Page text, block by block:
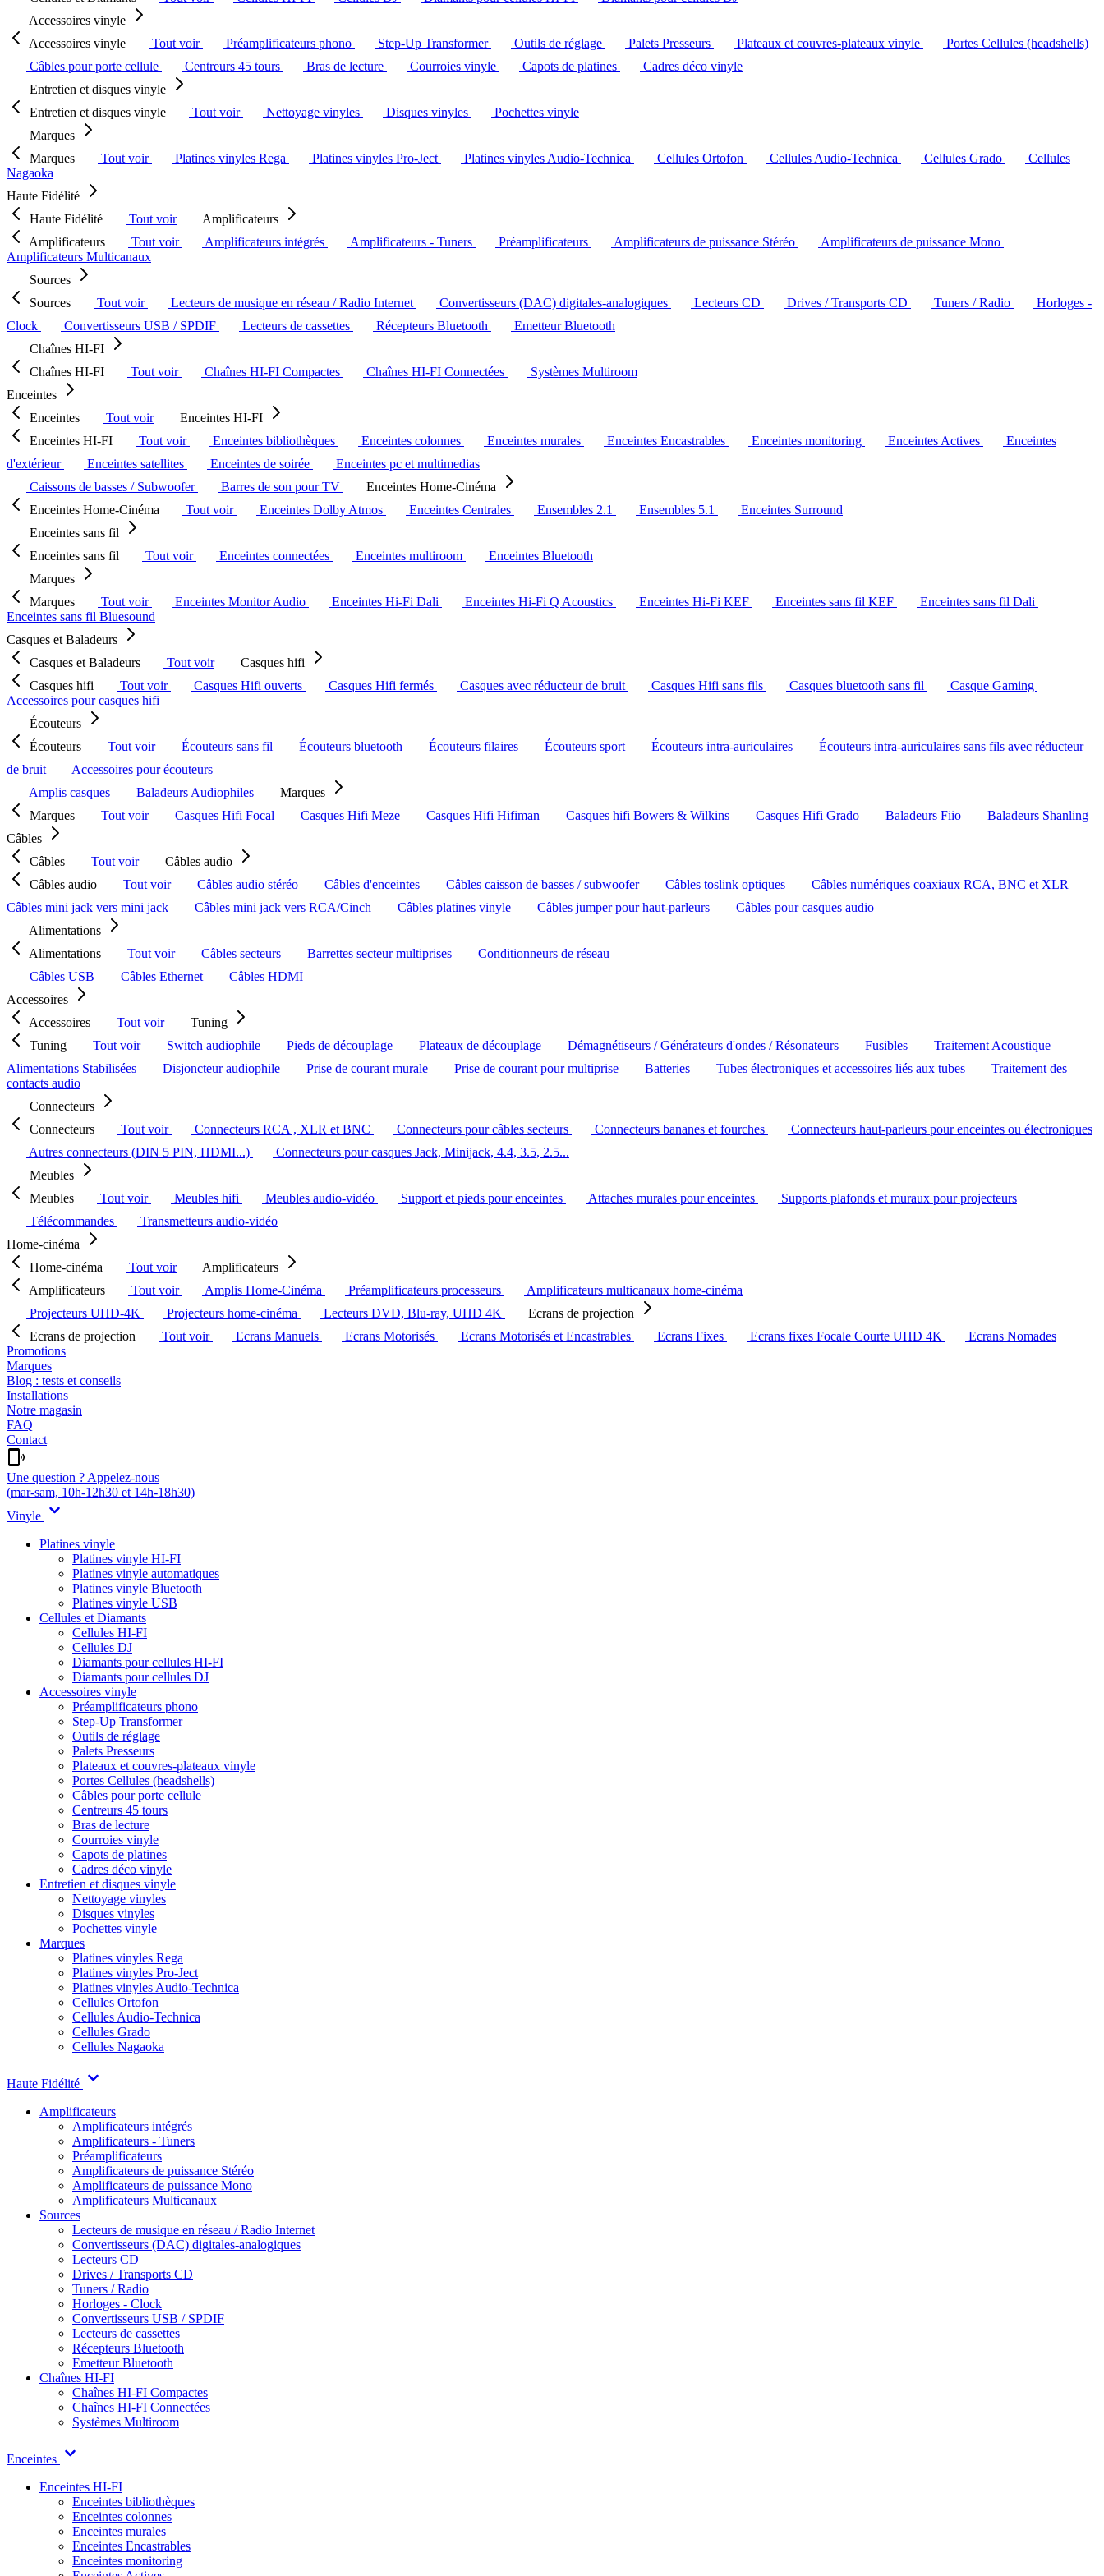
Accessoires vinyle
Accessoires vinyle
Tout voir Préamplificateurs phono Step-Up Transformer Outils de réglage Palets Presseurs Plateaux et couvres-plateaux vinyle
Portes Cellules (headshells)
Câbles pour porte cellule
Centreurs 45 tours Bras de lecture Courroies vinyle Capots de platines
Cadres déco vinyle
Entretien et disques vinyle
Entretien et disques vinyle
Tout voir Nettoyage vinyles Disques vinyles
Pochettes vinyle
Marques
Marques
Tout voir Platines vinyles Rega Platines vinyles Pro-Ject Platines vinyles Audio-Technica Cellules Ortofon Cellules Audio-Technica Cellules Grado
Cellules
Nagaoka
Haute Fidélité
Haute Fidélité
Tout voir
Amplificateurs
Amplificateurs
Tout voir Amplificateurs intégrés Amplificateurs - Tuners Préamplificateurs Amplificateurs de puissance Stéréo
Amplificateurs de puissance Mono
Amplificateurs Multicanaux
Sources
Sources
Tout voir Lecteurs de musique en réseau / Radio Internet Convertisseurs (DAC) digitales-analogiques Lecteurs CD Drives / Transports CD Tuners / Radio
Horloges -
Clock
Convertisseurs USB / SPDIF Lecteurs de cassettes Récepteurs Bluetooth
Emetteur Bluetooth
Chaînes HI-FI
Chaînes HI-FI
Tout voir Chaînes HI-FI Compactes Chaînes HI-FI Connectées
Systèmes Multiroom
Enceintes
Enceintes
Tout voir
Enceintes HI-FI
Enceintes HI-FI
Tout voir Enceintes bibliothèques Enceintes colonnes Enceintes murales Enceintes Encastrables Enceintes monitoring Enceintes Actives
Enceintes
d'extérieur
Enceintes satellites Enceintes de soirée
Enceintes pc et multimedias
Caissons de basses / Subwoofer
Barres de son pour TV
Enceintes Home-Cinéma
Enceintes Home-Cinéma
Tout voir Enceintes Dolby Atmos Enceintes Centrales Ensembles 2.1 Ensembles 5.1
Enceintes Surround
Enceintes sans fil
Enceintes sans fil
Tout voir Enceintes connectées Enceintes multiroom
Enceintes Bluetooth
Marques
Marques
Tout voir Enceintes Monitor Audio Enceintes Hi-Fi Dali Enceintes Hi-Fi Q Acoustics Enceintes Hi-Fi KEF Enceintes sans fil KEF
Enceintes sans fil Dali
Enceintes sans fil Bluesound
Casques et Baladeurs
Casques et Baladeurs
Tout voir
Casques hifi
Casques hifi
Tout voir Casques Hifi ouverts Casques Hifi fermés Casques avec réducteur de bruit Casques Hifi sans fils Casques bluetooth sans fil
Casque Gaming
Accessoires pour casques hifi
Écouteurs
Écouteurs
Tout voir Écouteurs sans fil Écouteurs bluetooth Écouteurs filaires Écouteurs sport Écouteurs intra-auriculaires
Écouteurs intra-auriculaires sans fils avec réducteur
de bruit
Accessoires pour écouteurs
Amplis casques
Baladeurs Audiophiles
Marques
Marques
Tout voir Casques Hifi Focal Casques Hifi Meze Casques Hifi Hifiman Casques hifi Bowers & Wilkins Casques Hifi Grado Baladeurs Fiio
Baladeurs Shanling
Câbles
Câbles
Tout voir
Câbles audio
Câbles audio
Tout voir Câbles audio stéréo Câbles d'enceintes Câbles caisson de basses / subwoofer Câbles toslink optiques
Câbles numériques coaxiaux RCA, BNC et XLR
Câbles mini jack vers mini jack
Câbles mini jack vers RCA/Cinch Câbles platines vinyle Câbles jumper pour haut-parleurs
Câbles pour casques audio
Alimentations
Alimentations
Tout voir Câbles secteurs Barrettes secteur multiprises
Conditionneurs de réseau
Câbles USB
Câbles Ethernet
Câbles HDMI
Accessoires
Accessoires
Tout voir
Tuning
Tuning
Tout voir Switch audiophile Pieds de découplage Plateaux de découplage Démagnétiseurs / Générateurs d'ondes / Résonateurs Fusibles
Traitement Acoustique
Alimentations Stabilisées
Disjoncteur audiophile Prise de courant murale Prise de courant pour multiprise Batteries Tubes électroniques et accessoires liés aux tubes
Traitement des
contacts audio
Connecteurs
Connecteurs
Tout voir Connecteurs RCA , XLR et BNC Connecteurs pour câbles secteurs Connecteurs bananes et fourches
Connecteurs haut-parleurs pour enceintes ou électroniques
Autres connecteurs (DIN 5 PIN, HDMI...)
Connecteurs pour casques Jack, Minijack, 4.4, 3.5, 2.5...
Meubles
Meubles
Tout voir Meubles hifi Meubles audio-vidéo Support et pieds pour enceintes Attaches murales pour enceintes
Supports plafonds et muraux pour projecteurs
Télécommandes
Transmetteurs audio-vidéo
Home-cinéma
Home-cinéma
Tout voir
Amplificateurs
Amplificateurs
Tout voir Amplis Home-Cinéma Préamplificateurs processeurs
Amplificateurs multicanaux home-cinéma
Projecteurs UHD-4K
Projecteurs home-cinéma Lecteurs DVD, Blu-ray, UHD 4K
Ecrans de projection
Ecrans de projection
Tout voir Ecrans Manuels Ecrans Motorisés Ecrans Motorisés et Encastrables Ecrans Fixes Ecrans fixes Focale Courte UHD 4K
Ecrans Nomades
Promotions
Marques
Blog : tests et conseils
Installations
Notre magasin
FAQ
Contact
Une question ? Appelez-nous
(mar-sam, 10h-12h30 et 14h-18h30)
Vinyle
Platines vinyle
Platines vinyle HI-FI
Platines vinyle automatiques
Platines vinyle Bluetooth
Platines vinyle USB
Cellules et Diamants
Cellules HI-FI
Cellules DJ
Diamants pour cellules HI-FI
Diamants pour cellules DJ
Accessoires vinyle
Préamplificateurs phono
Step-Up Transformer
Outils de réglage
Palets Presseurs
Plateaux et couvres-plateaux vinyle
Portes Cellules (headshells)
Câbles pour porte cellule
Centreurs 45 tours
Bras de lecture
Courroies vinyle
Capots de platines
Cadres déco vinyle
Entretien et disques vinyle
Nettoyage vinyles
Disques vinyles
Pochettes vinyle
Marques
Platines vinyles Rega
Platines vinyles Pro-Ject
Platines vinyles Audio-Technica
Cellules Ortofon
Cellules Audio-Technica
Cellules Grado
Cellules Nagaoka
Haute Fidélité
Amplificateurs
Amplificateurs intégrés
Amplificateurs - Tuners
Préamplificateurs
Amplificateurs de puissance Stéréo
Amplificateurs de puissance Mono
Amplificateurs Multicanaux
Sources
Lecteurs de musique en réseau / Radio Internet
Convertisseurs (DAC) digitales-analogiques
Lecteurs CD
Drives / Transports CD
Tuners / Radio
Horloges - Clock
Convertisseurs USB / SPDIF
Lecteurs de cassettes
Récepteurs Bluetooth
Emetteur Bluetooth
Chaînes HI-FI
Chaînes HI-FI Compactes
Chaînes HI-FI Connectées
Systèmes Multiroom
Enceintes
Enceintes HI-FI
Enceintes bibliothèques
Enceintes colonnes
Enceintes murales
Enceintes Encastrables
Enceintes monitoring